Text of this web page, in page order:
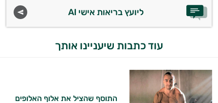
ליועץ בריאות אישי AI
עוד כתבות שיעניינו אותך
התוסף שהציל את אלוף האלופים